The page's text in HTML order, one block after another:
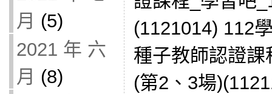
月 (5)
2021 年 六
月 (8)
(1121014) 112
種子教師認證
(第2、3場